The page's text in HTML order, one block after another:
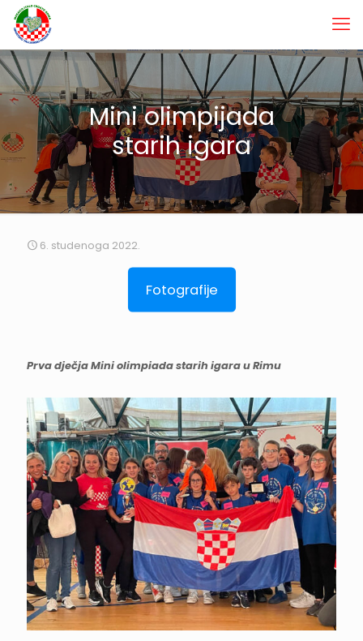
Mini olimpijada
starih igara
6. studenoga 2022.
Fotografije
Prva dječja Mini olimpiada starih igara u Rimu